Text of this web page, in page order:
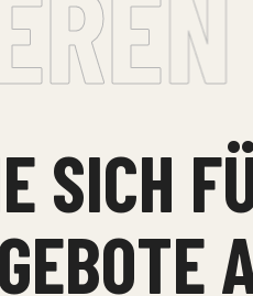
SICH